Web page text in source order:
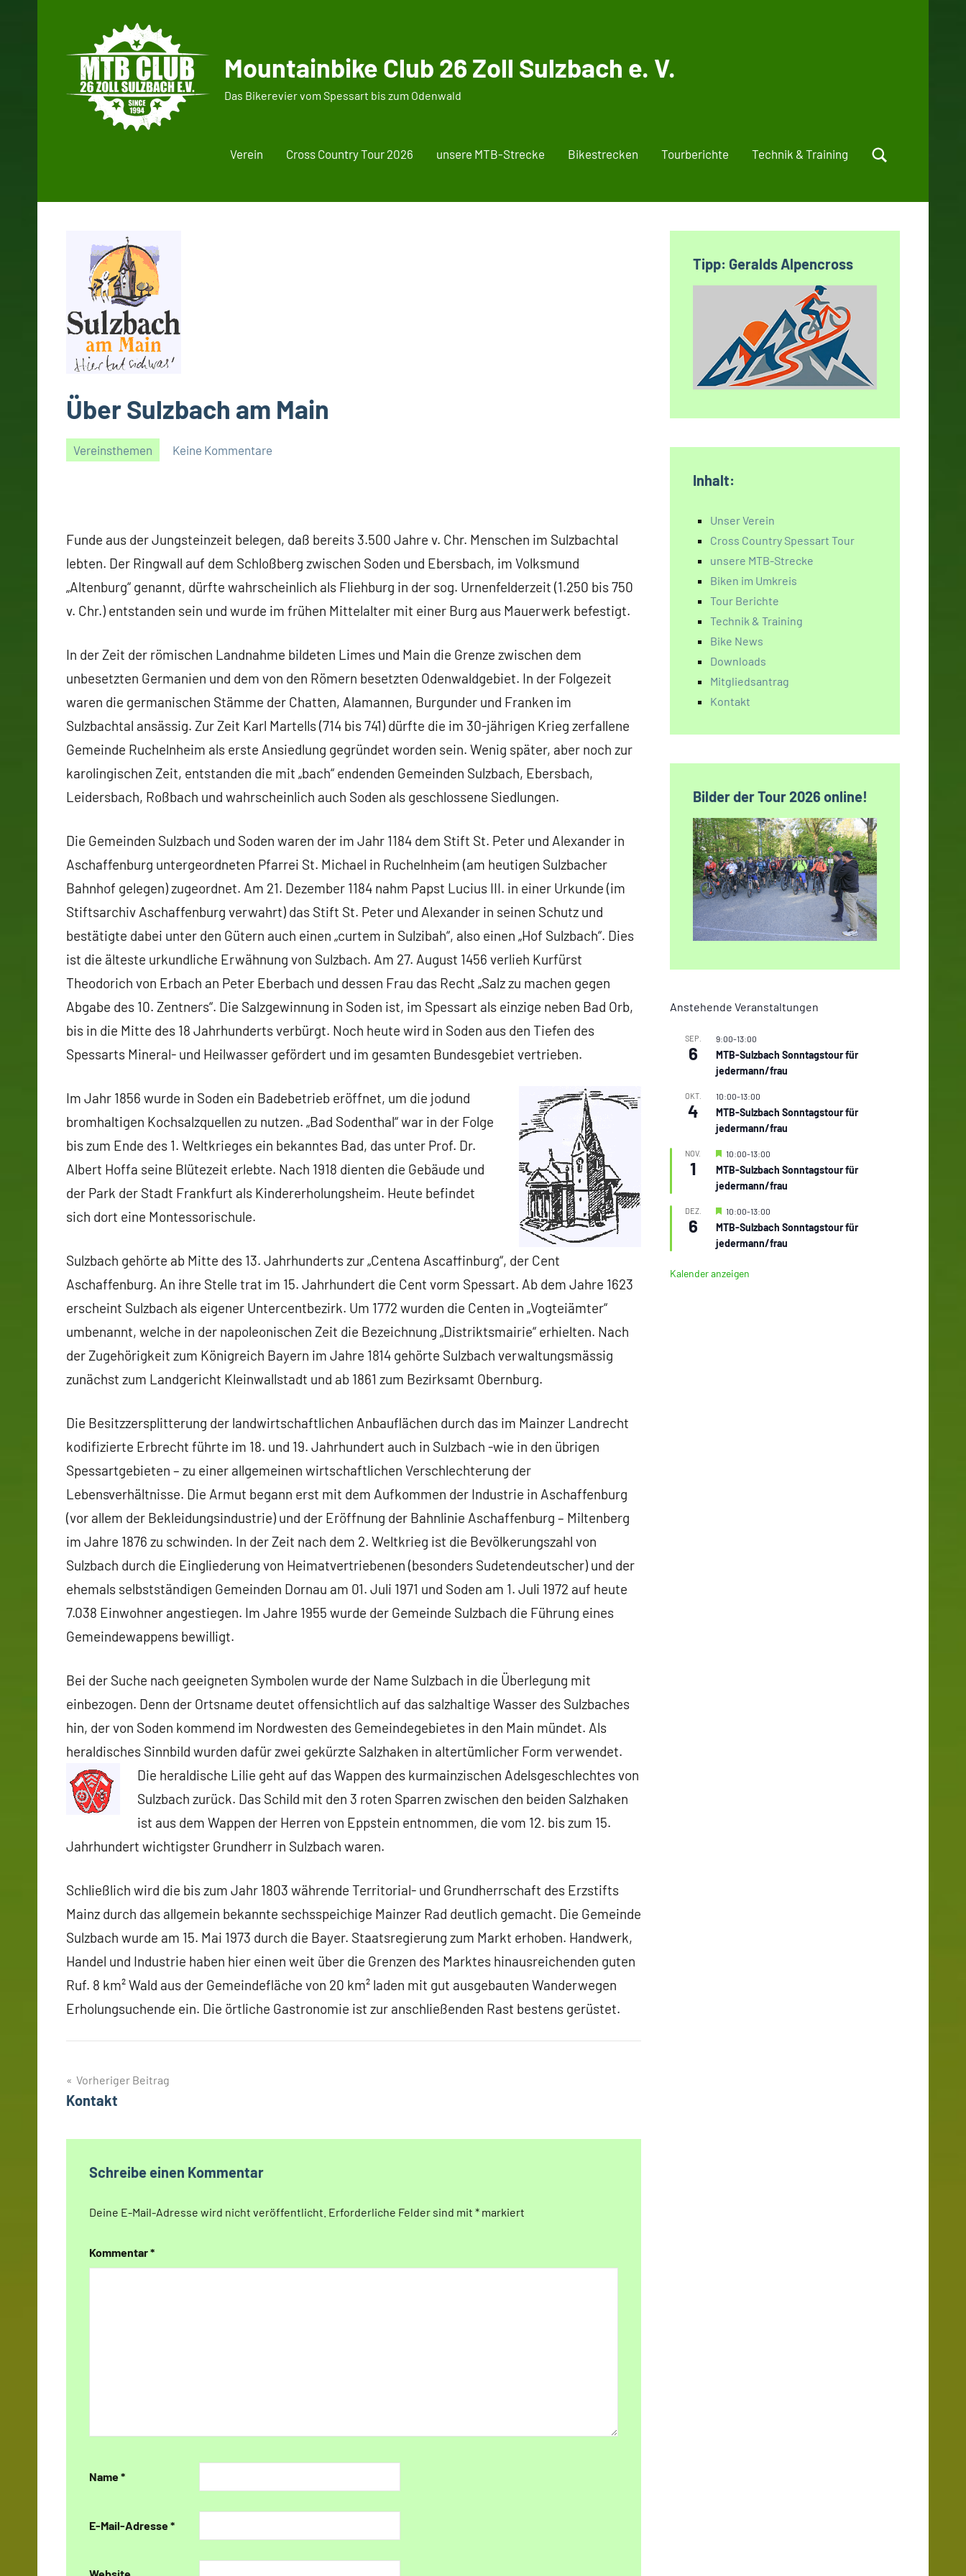
Mountainbike Club 26 Zoll Sulzbach e. V.
Das Bikerevier vom Spessart bis zum Odenwald
Verein Cross Country Tour 2026 unsere MTB-Strecke Bikestrecken Tourberichte Technik & Training
Über Sulzbach am Main
Vereinsthemen
08/01/2015
Gerald
Keine Kommentare
Funde aus der Jungsteinzeit belegen, daß bereits 3.500 Jahre v. Chr. Menschen im Sulzbachtal
lebten. Der Ringwall auf dem Schloßberg zwischen Soden und Ebersbach, im Volksmund
„Altenburg“ genannt, dürfte wahrscheinlich als Fliehburg in der sog. Urnenfelderzeit (1.250 bis 750
v. Chr.) entstanden sein und wurde im frühen Mittelalter mit einer Burg aus Mauerwerk befestigt.
In der Zeit der römischen Landnahme bildeten Limes und Main die Grenze zwischen dem
unbesetzten Germanien und dem von den Römern besetzten Odenwaldgebiet. In der Folgezeit
waren die germanischen Stämme der Chatten, Alamannen, Burgunder und Franken im
Sulzbachtal ansässig. Zur Zeit Karl Martells (714 bis 741) dürfte die im 30-jährigen Krieg zerfallene
Gemeinde Ruchelnheim als erste Ansiedlung gegründet worden sein. Wenig später, aber noch zur
karolingischen Zeit, entstanden die mit „bach“ endenden Gemeinden Sulzbach, Ebersbach,
Leidersbach, Roßbach und wahrscheinlich auch Soden als geschlossene Siedlungen.
Die Gemeinden Sulzbach und Soden waren der im Jahr 1184 dem Stift St. Peter und Alexander in
Aschaffenburg untergeordneten Pfarrei St. Michael in Ruchelnheim (am heutigen Sulzbacher
Bahnhof gelegen) zugeordnet. Am 21. Dezember 1184 nahm Papst Lucius III. in einer Urkunde (im
Stiftsarchiv Aschaffenburg verwahrt) das Stift St. Peter und Alexander in seinen Schutz und
bestätigte dabei unter den Gütern auch einen „curtem in Sulzibah“, also einen „Hof Sulzbach“. Dies
ist die älteste urkundliche Erwähnung von Sulzbach. Am 27. August 1456 verlieh Kurfürst
Theodorich von Erbach an Peter Eberbach und dessen Frau das Recht „Salz zu machen gegen
Abgabe des 10. Zentners“. Die Salzgewinnung in Soden ist, im Spessart als einzige neben Bad Orb,
bis in die Mitte des 18 Jahrhunderts verbürgt. Noch heute wird in Soden aus den Tiefen des
Spessarts Mineral- und Heilwasser gefördert und im gesamten Bundesgebiet vertrieben.
Im Jahr 1856 wurde in Soden ein Badebetrieb eröffnet, um die jodund
bromhaltigen Kochsalzquellen zu nutzen. „Bad Sodenthal“ war in der Folge
bis zum Ende des 1. Weltkrieges ein bekanntes Bad, das unter Prof. Dr.
Albert Hoffa seine Blütezeit erlebte. Nach 1918 dienten die Gebäude und
der Park der Stadt Frankfurt als Kindererholungsheim. Heute befindet
sich dort eine Montessorischule.
Sulzbach gehörte ab Mitte des 13. Jahrhunderts zur „Centena Ascaffinburg“, der Cent
Aschaffenburg. An ihre Stelle trat im 15. Jahrhundert die Cent vorm Spessart. Ab dem Jahre 1623
erscheint Sulzbach als eigener Untercentbezirk. Um 1772 wurden die Centen in „Vogteiämter“
umbenannt, welche in der napoleonischen Zeit die Bezeichnung „Distriktsmairie“ erhielten. Nach
der Zugehörigkeit zum Königreich Bayern im Jahre 1814 gehörte Sulzbach verwaltungsmässig
zunächst zum Landgericht Kleinwallstadt und ab 1861 zum Bezirksamt Obernburg.
Die Besitzzersplitterung der landwirtschaftlichen Anbauflächen durch das im Mainzer Landrecht
kodifizierte Erbrecht führte im 18. und 19. Jahrhundert auch in Sulzbach -wie in den übrigen
Spessartgebieten – zu einer allgemeinen wirtschaftlichen Verschlechterung der
Lebensverhältnisse. Die Armut begann erst mit dem Aufkommen der Industrie in Aschaffenburg
(vor allem der Bekleidungsindustrie) und der Eröffnung der Bahnlinie Aschaffenburg – Miltenberg
im Jahre 1876 zu schwinden. In der Zeit nach dem 2. Weltkrieg ist die Bevölkerungszahl von
Sulzbach durch die Eingliederung von Heimatvertriebenen (besonders Sudetendeutscher) und der
ehemals selbstständigen Gemeinden Dornau am 01. Juli 1971 und Soden am 1. Juli 1972 auf heute
7.038 Einwohner angestiegen. Im Jahre 1955 wurde der Gemeinde Sulzbach die Führung eines
Gemeindewappens bewilligt.
Bei der Suche nach geeigneten Symbolen wurde der Name Sulzbach in die Überlegung mit
einbezogen. Denn der Ortsname deutet offensichtlich auf das salzhaltige Wasser des Sulzbaches
hin, der von Soden kommend im Nordwesten des Gemeindegebietes in den Main mündet. Als
heraldisches Sinnbild wurden dafür zwei gekürzte Salzhaken in altertümlicher Form verwendet.
Die heraldische Lilie geht auf das Wappen des kurmainzischen Adelsgeschlechtes von
Sulzbach zurück. Das Schild mit den 3 roten Sparren zwischen den beiden Salzhaken
ist aus dem Wappen der Herren von Eppstein entnommen, die vom 12. bis zum 15.
Jahrhundert wichtigster Grundherr in Sulzbach waren.
Schließlich wird die bis zum Jahr 1803 währende Territorial- und Grundherrschaft des Erzstifts
Mainz durch das allgemein bekannte sechsspeichige Mainzer Rad deutlich gemacht. Die Gemeinde
Sulzbach wurde am 15. Mai 1973 durch die Bayer. Staatsregierung zum Markt erhoben. Handwerk,
Handel und Industrie haben hier einen weit über die Grenzen des Marktes hinausreichenden guten
Ruf. 8 km² Wald aus der Gemeindefläche von 20 km² laden mit gut ausgebauten Wanderwegen
Erholungsuchende ein. Die örtliche Gastronomie ist zur anschließenden Rast bestens gerüstet.
Beitragsnavigation
Vorheriger Beitrag
Kontakt
Schreibe einen Kommentar
Deine E-Mail-Adresse wird nicht veröffentlicht. Erforderliche Felder sind mit * markiert
Kommentar*
Name*
E-Mail-Adresse*
Tipp: Geralds Alpencross
Inhalt:
Unser Verein
Cross Country Spessart Tour
unsere MTB-Strecke
Biken im Umkreis
Tour Berichte
Technik & Training
Bike News
Downloads
Mitgliedsantrag
Kontakt
Bilder der Tour 2026 online!
Anstehende Veranstaltungen
SEP.
6
9:00-13:00
MTB-Sulzbach Sonntagstour für
jedermann/frau
OKT.
4
10:00-13:00
MTB-Sulzbach Sonntagstour für
jedermann/frau
NOV.
1
Hervorgehoben
10:00-13:00
MTB-Sulzbach Sonntagstour für
jedermann/frau
DEZ.
6
Hervorgehoben
10:00-13:00
MTB-Sulzbach Sonntagstour für
jedermann/frau
Kalender anzeigen